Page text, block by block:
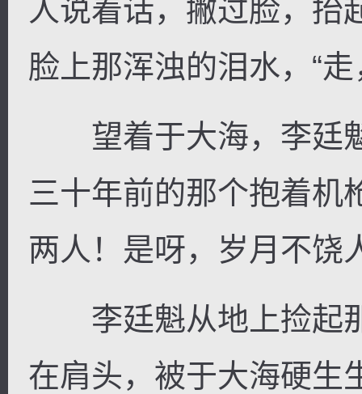
人说着话，撇过脸，抬
脸上那浑浊的泪水，“
望着于大海，李廷
三十年前的那个抱着机
两人！是呀，岁月不饶
李廷魁从地上捡起
在肩头，被于大海硬生